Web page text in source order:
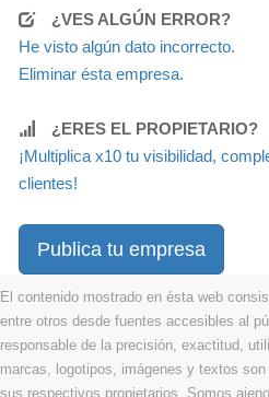
¿VES ALGÚN ERROR?
He visto algún dato incorrecto.
Eliminar ésta empresa.
¿ERES EL PROPIETARIO?
¡Multiplica x10 tu visibilidad,
clientes!
Publica tu empresa
El contenido mostrado en ésta web
entre otros desde fuentes accesibles al
responsable de la precisión, exactitud,
marcas, logotipos, imágenes y textos
sus respectivos propietarios. Somos